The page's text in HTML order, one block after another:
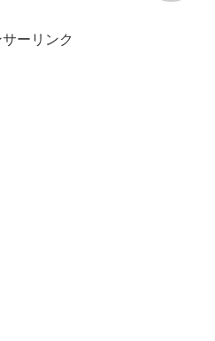
ーリンク